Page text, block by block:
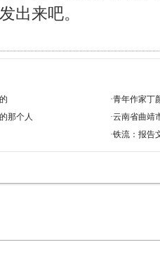
出来吧。
·青年作家丁
那个人 ·云南省曲靖
·铁流：报告